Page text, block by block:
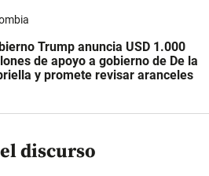
Trump anuncia USD 1.000
de apoyo a gobierno de De la
y promete revisar aranceles
discurso